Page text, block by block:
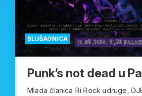
SLUŠAONICA
Punk’s not dead u
Mlada članica Ri Rock udruge,